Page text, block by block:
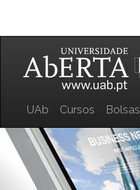
UAb Cursos Bolsas